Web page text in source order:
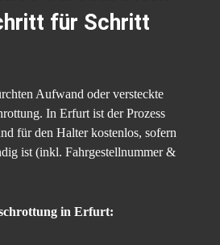
für Schritt
Aufwand oder versteckte
In Erfurt ist der Prozess
für den Halter kostenlos, sofern
ist (inkl. Fahrgestellnummer &
in Erfurt: